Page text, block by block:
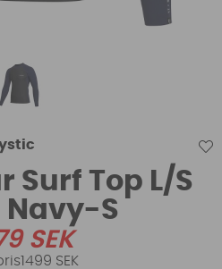
Surf Top L/S
Navy-S
SEK
1499 SEK